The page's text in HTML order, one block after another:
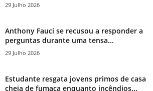
29 Julho 2026
Anthony Fauci se recusou a responder a
perguntas durante uma tensa...
29 Julho 2026
Estudante resgata jovens primos de casa
cheia de fumaça enquanto incêndios...